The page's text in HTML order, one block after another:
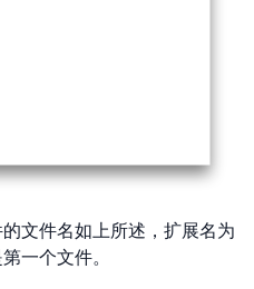
文件名如上所述，扩展名为
一个文件。